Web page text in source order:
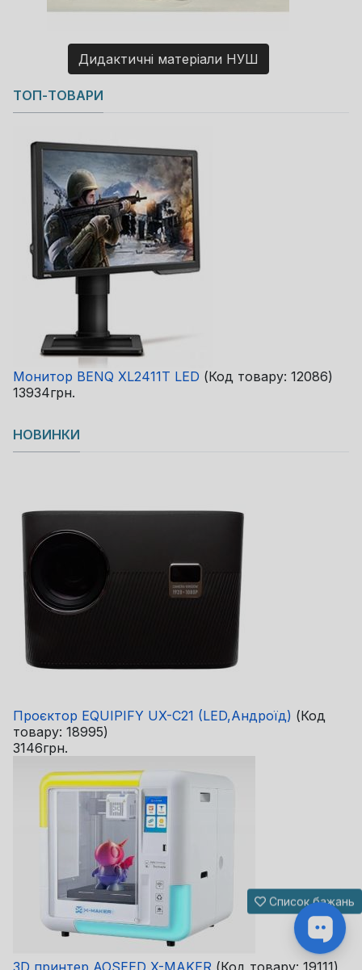
Дидактичні матеріали НУШ
Copyright MAXXmarketing GmbH
JoomShopping Download & Support
ТОП-ТОВАРИ
Монитор BENQ XL2411T LED (Код товару: 12086)
13934грн.
НОВИНКИ
Проєктор EQUIPIFY UX-C21 (LED,Андроїд) (Код
товару: 18995)
3146грн.
3D принтер AOSEED X-MAKER (Код товару: 19111)
Список бажань